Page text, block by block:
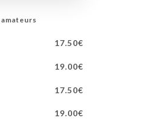
17.50€
19.00€
17.50€
19.00€